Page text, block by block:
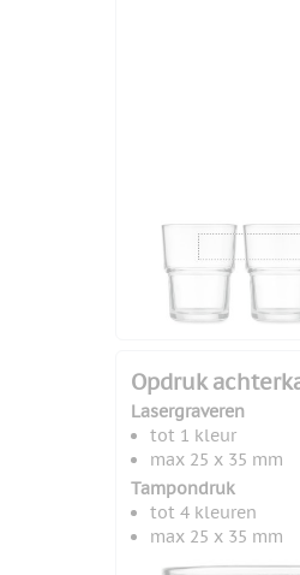
Opdruk
Lasergraveren
tot 1 kleur
max 25 x 35 mm
Tampondruk
tot 4 kleuren
max 25 x 35 mm